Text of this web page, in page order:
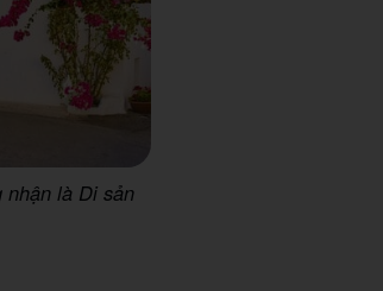
nhận là Di sản